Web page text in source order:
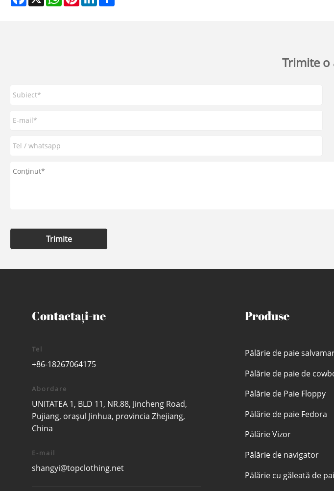
Trimite o
Trimite
Contactaţi-ne
Tel
+86-18267064175
Abordare
UNITATEA 1, BLD 11, NR.88, Jincheng Road,
Pujiang, orașul Jinhua, provincia Zhejiang,
China
E-mail
shangyi@topclothing.net
Produse
Pălărie de paie
Pălărie de paie de
Pălărie de Paie Floppy
Pălărie de paie Fedora
Pălărie Vizor
Pălărie de navigator
Pălărie cu găleată de